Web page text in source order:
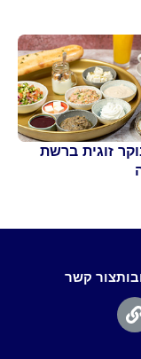
זוגית ברשת
צור קשר